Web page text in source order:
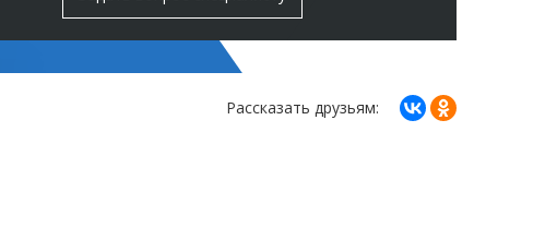
Рассказать друзьям: